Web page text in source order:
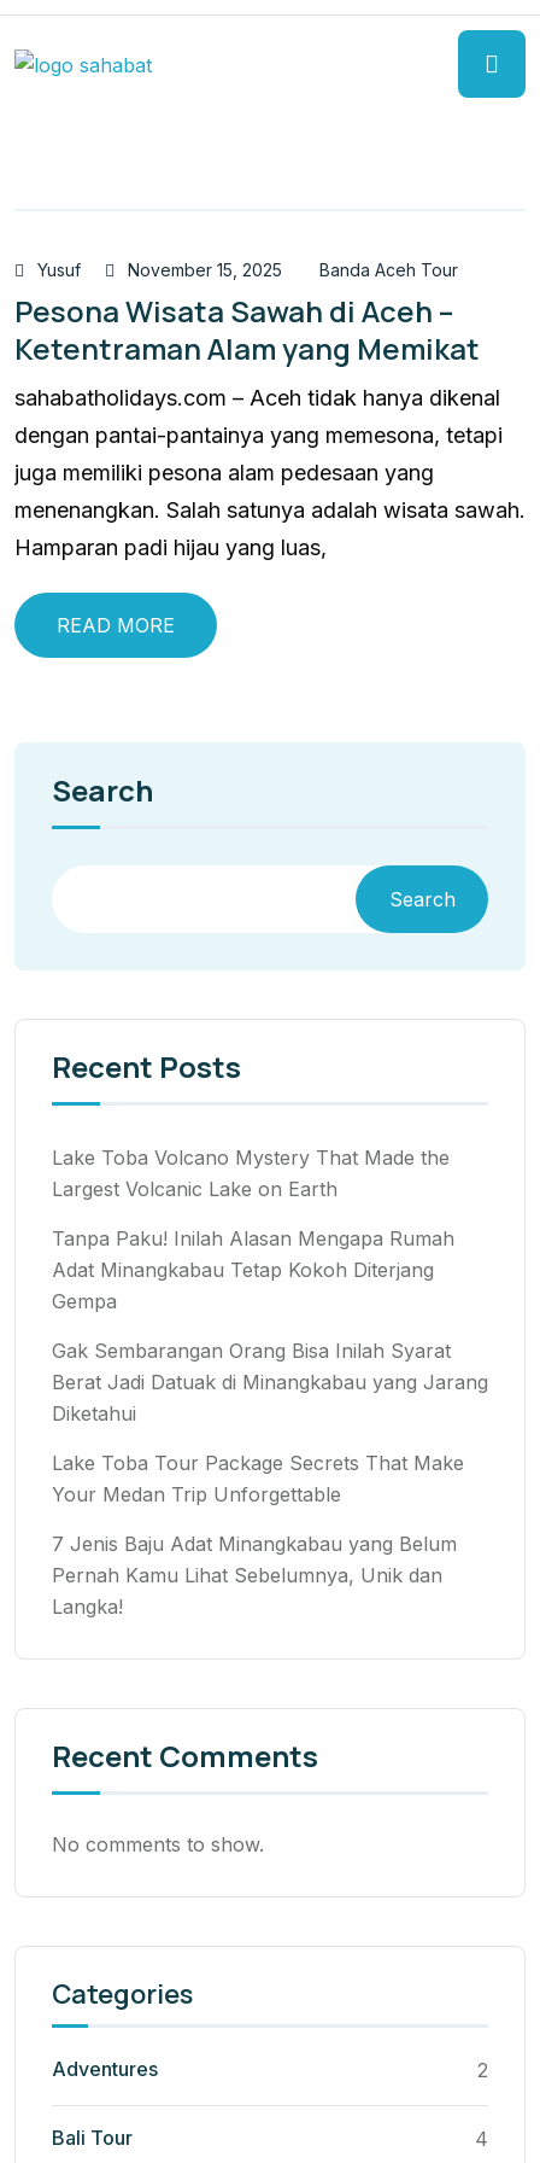
Yusuf November 15, 2025 Banda Aceh Tour
Pesona Wisata Sawah di Aceh –
Ketentraman Alam yang Memikat
sahabatholidays.com – Aceh tidak hanya dikenal
dengan pantai-pantainya yang memesona, tetapi
juga memiliki pesona alam pedesaan yang
menenangkan. Salah satunya adalah wisata sawah.
Hamparan padi hijau yang luas,
READ MORE
Search
Search
Recent Posts
Lake Toba Volcano Mystery That Made the
Largest Volcanic Lake on Earth
Tanpa Paku! Inilah Alasan Mengapa Rumah
Adat Minangkabau Tetap Kokoh Diterjang
Gempa
Gak Sembarangan Orang Bisa Inilah Syarat
Berat Jadi Datuak di Minangkabau yang Jarang
Diketahui
Lake Toba Tour Package Secrets That Make
Your Medan Trip Unforgettable
7 Jenis Baju Adat Minangkabau yang Belum
Pernah Kamu Lihat Sebelumnya, Unik dan
Langka!
Recent Comments
No comments to show.
Categories
Adventures 2
Bali Tour 4